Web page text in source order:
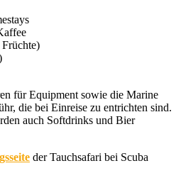
für Equipment sowie die Marine
die bei Einreise zu entrichten sind.
auch Softdrinks und Bier
der Tauchsafari bei Scuba